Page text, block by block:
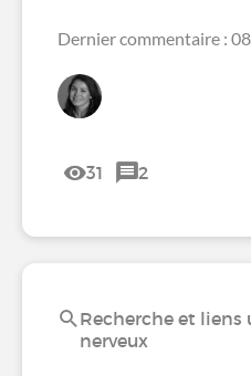
Dernier commentaire :
31 2
Recherche et liens
nerveux